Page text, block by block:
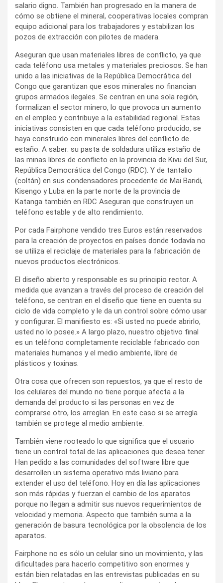
salario digno. También han progresado en la manera de
cómo se obtiene el mineral, cooperativas locales compran
equipo adicional para los trabajadores y estabilizan los
pozos de extracción con pilotes de madera.
Aseguran que usan materiales libres de conflicto, ya que
cada teléfono usa metales y materiales preciosos. Se han
unido a las iniciativas de la República Democrática del
Congo que garantizan que esos minerales no financian
grupos armados ilegales. Se centran en una sola región,
formalizan el sector minero, lo que provoca un aumento
en el empleo y contribuye a la estabilidad regional. Estas
iniciativas consisten en que cada teléfono producido, se
haya construido con minerales libres del conflicto de
estaño. A saber: su pasta de soldadura utiliza estaño de
las minas libres de conflicto en la provincia de Kivu del Sur,
República Democrática del Congo (RDC). Y de tantalio
(coltán) en sus condensadores procedente de Mai Baridi,
Kisengo y Luba en la parte norte de la provincia de
Katanga también en RDC Aseguran que construyen un
teléfono estable y de alto rendimiento.
Por cada Fairphone vendido tres Euros están reservados
para la creación de proyectos en países donde todavía no
se utiliza el reciclaje de materiales para la fabricación de
nuevos productos electrónicos.
El diseño abierto y responsable es su principio rector. A
medida que avanzan a través del proceso de creación del
teléfono, se centran en el diseño que tiene en cuenta su
ciclo de vida completo y le da un control sobre cómo usar
y configurar. El manifiesto es: «Si usted no puede abrirlo,
usted no lo posee.» A largo plazo, nuestro objetivo final
es un teléfono completamente reciclable fabricado con
materiales humanos y el medio ambiente, libre de
plásticos y toxinas.
Otra cosa que ofrecen son repuestos, ya que el resto de
los celulares del mundo no tiene porque afecta a la
demanda del producto si las personas en vez de
comprarse otro, los arreglan. En este caso si se arregla
también se protege al medio ambiente.
También viene rooteado lo que significa que el usuario
tiene un control total de las aplicaciones que desea tener.
Han pedido a las comunidades del software libre que
desarrollen un sistema operativo más liviano para
extender el uso del teléfono. Hoy en día las aplicaciones
son más rápidas y fuerzan el cambio de los aparatos
porque no llegan a admitir sus nuevos requerimientos de
velocidad y memoria. Aspecto que también suma a la
generación de basura tecnológica por la obsolencia de los
aparatos.
Fairphone no es sólo un celular sino un movimiento, y las
dificultades para hacerlo competitivo son enormes y
están bien relatadas en las entrevistas publicadas en su